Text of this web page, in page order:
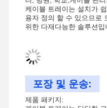
앵글 채널 빔
유관의 지진 지원
4 지진 보호
젤리화 된 앵글 브래킷
레이스웨이 케이블 트레이
케이블 트레이는 설치가
용자 정의 할 수 있으므로
위한 다재다능한 솔루션입
포장 및 운송:
제품 패키지: